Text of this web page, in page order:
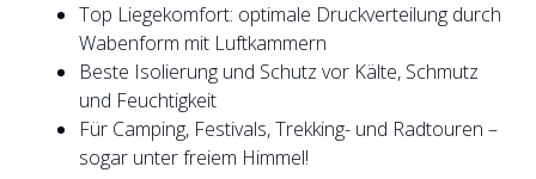
Top Liegekomfort: optimale Druckverteilung durch
Wabenform mit Luftkammern
Beste Isolierung und Schutz vor Kälte, Schmutz
und Feuchtigkeit
Für Camping, Festivals, Trekking- und Radtouren –
sogar unter freiem Himmel!